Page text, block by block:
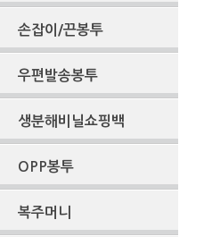
손잡이/끈봉투
우편발송봉투
생분해비닐쇼핑백
OPP봉투
복주머니